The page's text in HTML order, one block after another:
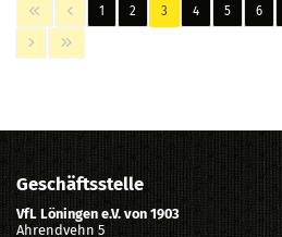
1 2 3 4 5 6
Geschäftsstelle
VfL Löningen e.V. von 1903
Ahrendvehn 5